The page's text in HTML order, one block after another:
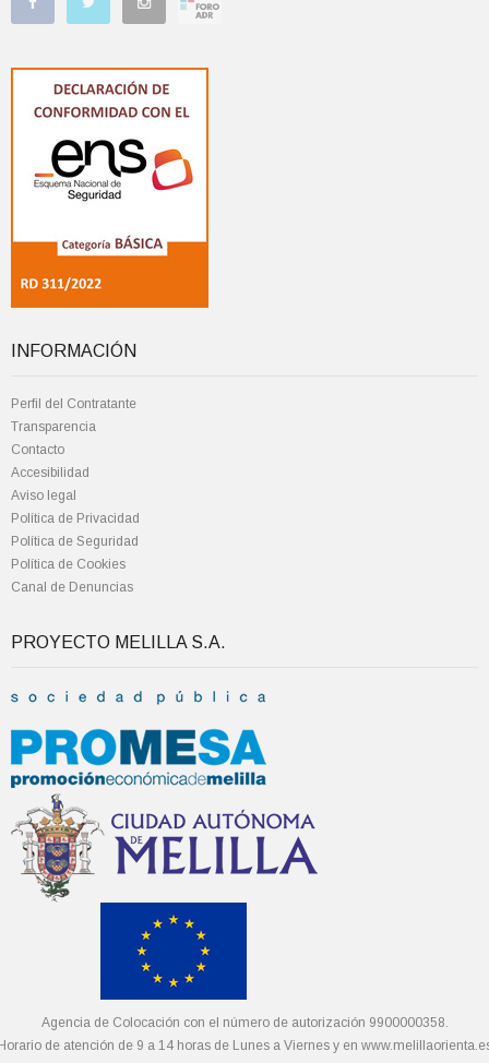
INFORMACIÓN
Perfil del Contratante
Transparencia
Contacto
Accesibilidad
Aviso legal
Política de Privacidad
Política de Seguridad
Política de Cookies
Canal de Denuncias
PROYECTO MELILLA S.A.
Agencia de Colocación con el número de autorización 9900000358.
de atención de 9 a 14 horas de Lunes a Viernes y en